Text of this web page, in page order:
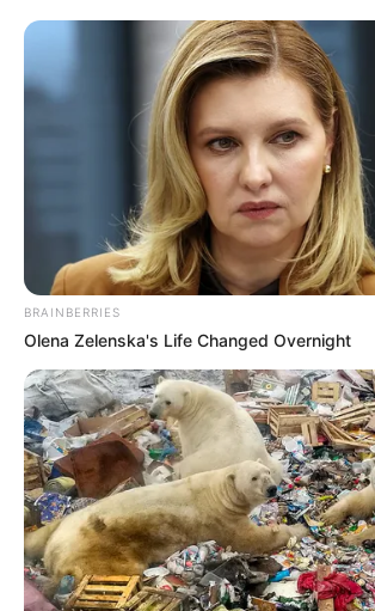
BRAINBERRIES
Olena Zelenska's Life Changed Overnight